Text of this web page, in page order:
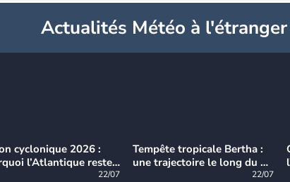
Actualités Météo à l'étranger
cyclonique 2026 :
l’Atlantique reste
22/07
Tempête tropicale Bertha :
une trajectoire le long du du
22/07